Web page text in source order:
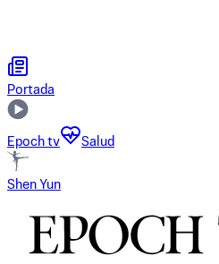
Portada
Epoch tv Salud
Shen Yun